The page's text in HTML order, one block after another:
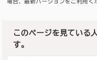
場合、最新バージョンをご利用く
このページを見ている
す。